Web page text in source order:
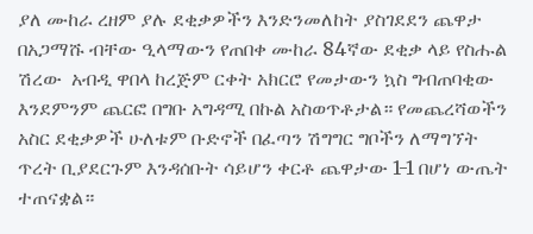
ያለ ሙከራ ረዘም ያሉ ደቂቃዎችን እንድንመለከት ያስገደደን ጨዋታ
በአጋማሹ ብቸው ዒላማውን የጠበቀ ሙከራ 84ኛው ደቂቃ ላይ የስሑል
ሽረው አብዲ ዋበላ ከረጅም ርቀት አክርሮ የመታውን ኳስ ግብጠባቂው
እንደምንም ጨርፎ በግቡ አግዳሚ በኩል አስወጥቶታል። የመጨረሻወችን
አስር ደቂቃዎች ሁለቱም ቡድኖች በፈጣን ሽግግር ግቦችን ለማግኘት
ጥረት ቢያደርጉም እንዳሰቡት ሳይሆን ቀርቶ ጨዋታው 1-1 በሆነ ውጤት
ተጠናቋል።